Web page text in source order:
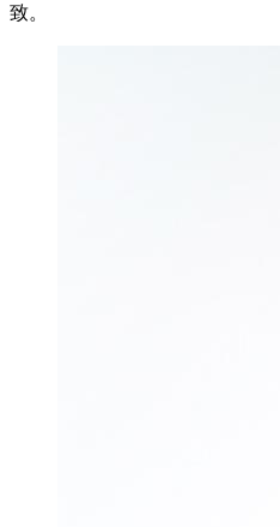
致。